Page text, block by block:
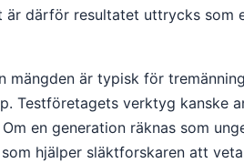
därför resultatet uttrycks som
är typisk för
Testföretagets verktyg kanske
en generation räknas som
som hjälper släktforskaren att